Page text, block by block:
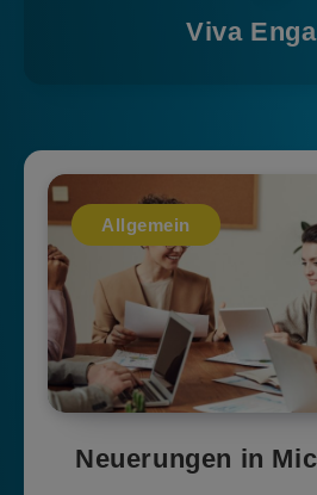
Viva
Allgemein
Neuerungen in